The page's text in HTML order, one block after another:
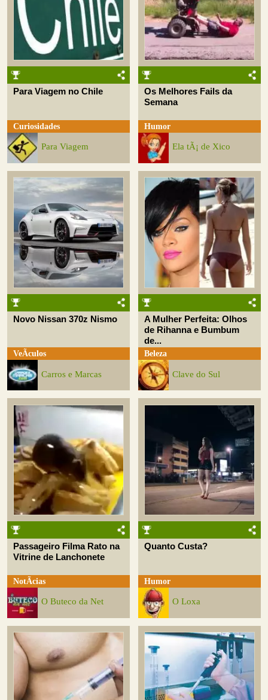
Para Viagem no Chile
Curiosidades
Para Viagem
Os Melhores Fails da
Semana
Humor
Ela tÃ¡ de Xico
Novo Nissan 370z Nismo
VeÃ­culos
Carros e Marcas
A Mulher Perfeita: Olhos
de Rihanna e Bumbum
de...
Beleza
Clave do Sul
Passageiro Filma Rato na
Vitrine de Lanchonete
NotÃ­cias
O Buteco da Net
Quanto Custa?
Humor
O Loxa